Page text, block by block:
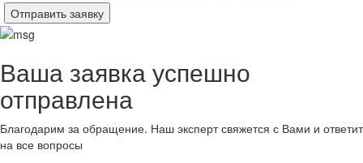
Отправить заявку
Ваша заявка успешно
отправлена
Благодарим за обращение. Наш эксперт свяжется с Вами и ответит
на все вопросы